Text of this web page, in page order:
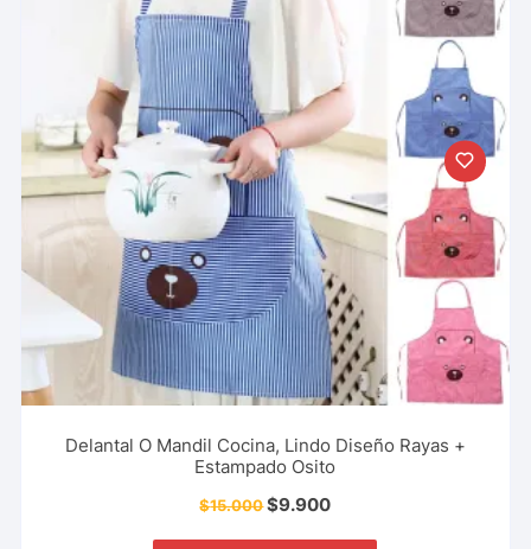
Delantal O Mandil Cocina, Lindo Diseño Rayas +
Estampado Osito
$15.000$9.900